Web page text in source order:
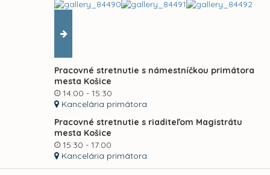
Pracovné stretnutie s námestníčkou primátora
mesta Košice
14:00 - 15:30
Kancelária primátora
Pracovné stretnutie s riaditeľom Magistrátu
mesta Košice
15:30 - 17:00
Kancelária primátora